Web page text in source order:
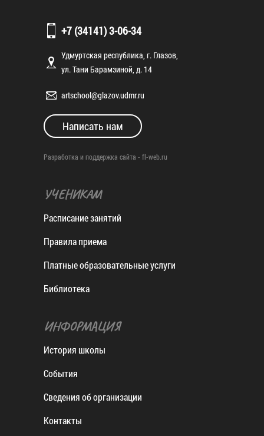
+7 (34141) 3-06-34
Удмуртская республика, г. Глазов,
ул. Тани Барамзиной, д. 14
artschool@glazov.udmr.ru
Написать нам
Разработка и поддержка сайта - fl-web.ru
УЧЕНИКАМ
Расписание занятий
Правила приема
Платные образовательные услуги
Библиотека
ИНФОРМАЦИЯ
История школы
События
Сведения об организации
Контакты